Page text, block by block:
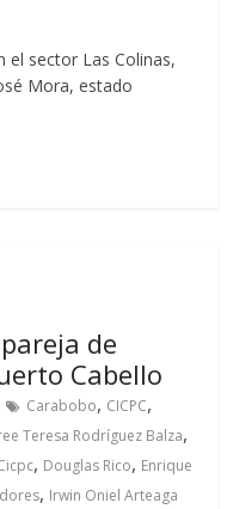
el sector Las Colinas,
Mora, estado
de
Cabello
Carabobo, CICPC,
Teresa Rodríguez Balza,
, Douglas Rico, Enrique
, Irwin Oniel Arteaga